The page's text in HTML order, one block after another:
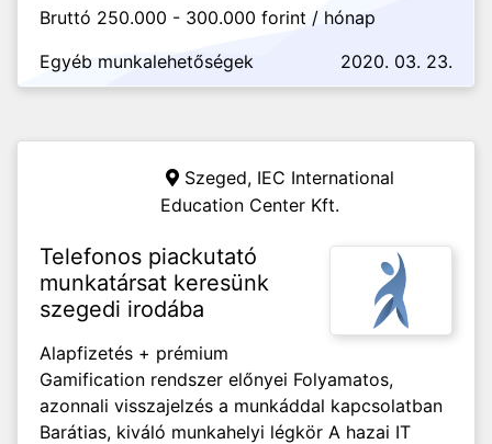
Bruttó 250.000 - 300.000 forint / hónap
Egyéb munkalehetőségek
2020. 03. 23.
Szeged, IEC International
Education Center Kft.
Telefonos piackutató
munkatársat keresünk
szegedi irodába
Alapfizetés + prémium
Gamification rendszer előnyei Folyamatos,
azonnali visszajelzés a munkáddal kapcsolatban
Barátias, kiváló munkahelyi légkör A hazai IT